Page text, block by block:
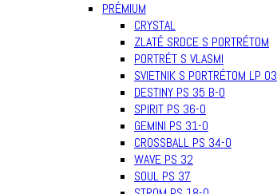
PRÉMIUM
CRYSTAL
ZLATÉ SRDCE S PORTRÉTOM
PORTRÉT S VLASMI
SVIETNIK S PORTRÉTOM LP 03
DESTINY PS 35 B-0
SPIRIT PS 36-0
GEMINI PS 31-0
CROSSBALL PS 34-0
WAVE PS 32
SOUL PS 37